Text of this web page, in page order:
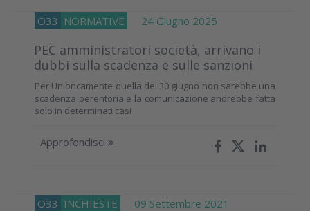
O33 NORMATIVE 24 Giugno 2025
PEC amministratori società, arrivano i
dubbi sulla scadenza e sulle sanzioni
Per Unioncamente quella del 30 giugno non sarebbe una
scadenza perentoria e la comunicazione andrebbe fatta
solo in determinati casi
Approfondisci
O33 INCHIESTE 09 Settembre 2021